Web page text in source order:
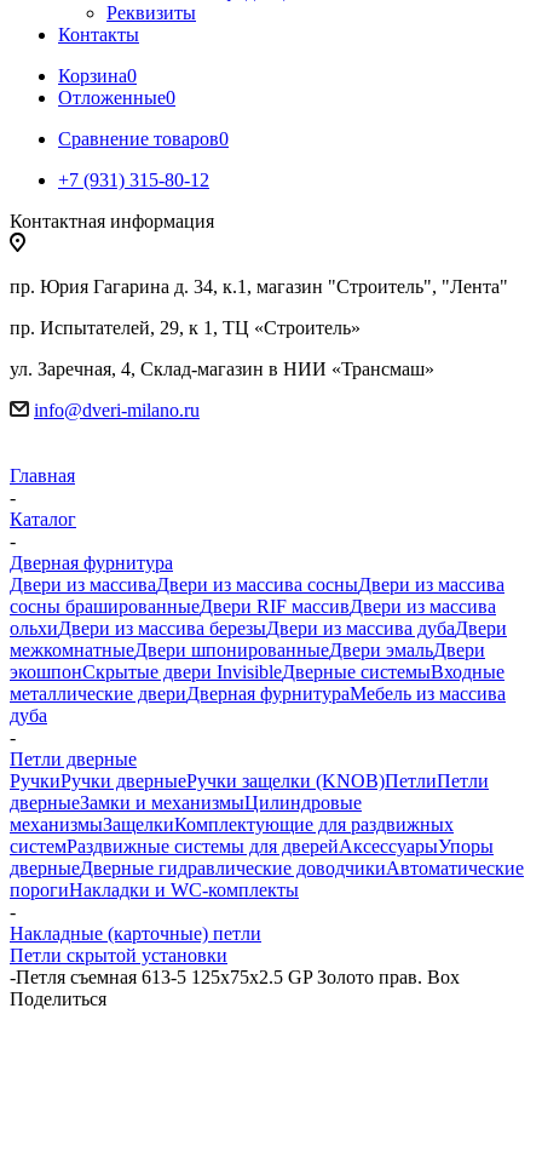
Реквизиты
Контакты
Корзина0
Отложенные0
Сравнение товаров0
+7 (931) 315-80-12
Контактная информация
пр. Юрия Гагарина д. 34, к.1, магазин "Строитель", "Лента"
пр. Испытателей, 29, к 1, ТЦ «Строитель»
ул. Заречная, 4, Склад-магазин в НИИ «Трансмаш»
info@dveri-milano.ru
Главная
-
Каталог
-
Дверная фурнитура
Двери из массиваДвери из массива сосныДвери из массива
сосны брашированныеДвери RIF массивДвери из массива
ольхиДвери из массива березыДвери из массива дубаДвери
межкомнатныеДвери шпонированныеДвери эмальДвери
экошпонСкрытые двери InvisibleДверные системыВходные
металлические двериДверная фурнитураМебель из массива
дуба
-
Петли дверные
РучкиРучки дверныеРучки защелки (KNOB)ПетлиПетли
дверныеЗамки и механизмыЦилиндровые
механизмыЗащелкиКомплектующие для раздвижных
системРаздвижные системы для дверейАксессуарыУпоры
дверныеДверные гидравлические доводчикиАвтоматические
порогиНакладки и WC-комплекты
-
Накладные (карточные) петли
Петли скрытой установки
-Петля съемная 613-5 125х75х2.5 GP Золото прав. Box
Поделиться